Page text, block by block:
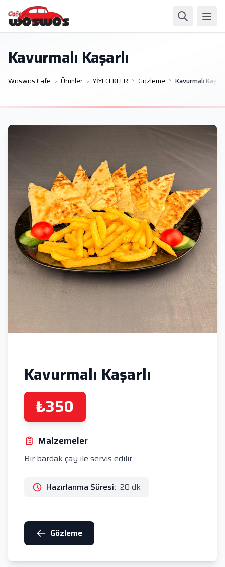
Kavurmalı Kaşarlı
Woswos Cafe Ürünler YİYECEKLER Gözleme Kavurmalı Kaşarlı
Kavurmalı Kaşarlı
₺350
Malzemeler
Bir bardak çay ile servis edilir.
Hazırlanma Süresi: 20 dk
Gözleme